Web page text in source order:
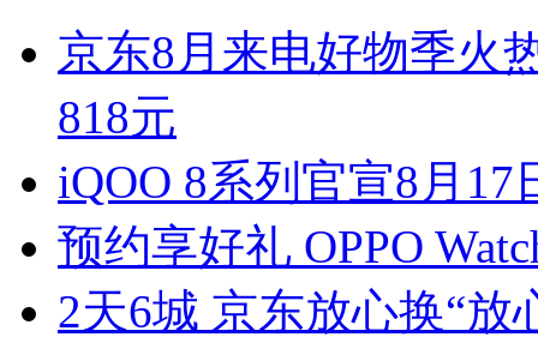
京东8月来电好物季火
818元
iQOO 8系列官宣8月
预约享好礼 OPPO
2天6城 京东放心换“放